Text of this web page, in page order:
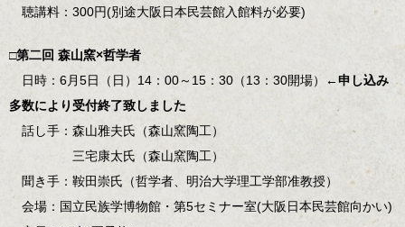
聴講料：300円(別途大阪日本民芸館入館料が必要)
□第二回 森山窯×哲学者
日時：6月5日（日）14：00～15：30（13：30開場）
←申し込み
多数により受付終了致しました
話し手：森山雅夫氏（森山窯陶工）
三宅康太氏（森山窯陶工）
聞き手：鞍田崇氏（哲学者、明治大学理工学部准教授）
会場：国立民族学博物館・第5セミナー室(大阪日本民芸館向かい)